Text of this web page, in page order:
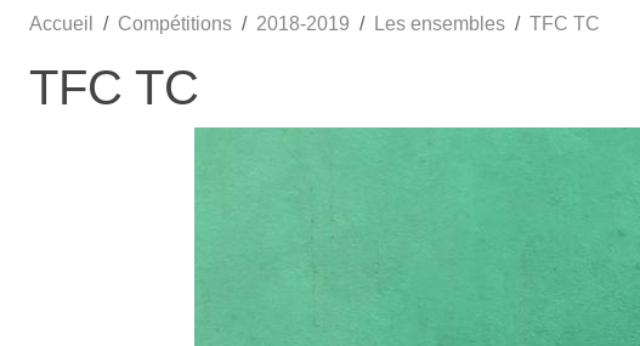
Accueil Compétitions 2018-2019 Les ensembles TFC TC
TFC TC